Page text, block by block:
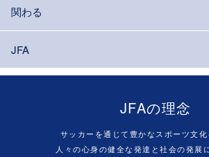
関わる
JFA
JFAの理念
サッカーを通じて豊かなスポーツ文化
人々の心身の健全な発達と社会の発展